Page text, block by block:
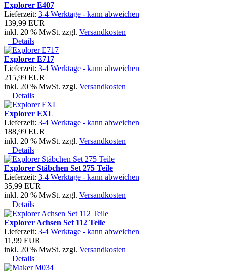
Explorer E407
Lieferzeit: 3-4 Werktage - kann abweichen
139,99 EUR
inkl. 20 % MwSt. zzgl. Versandkosten
Details
Explorer E717
Lieferzeit: 3-4 Werktage - kann abweichen
215,99 EUR
inkl. 20 % MwSt. zzgl. Versandkosten
Details
Explorer EXL
Lieferzeit: 3-4 Werktage - kann abweichen
188,99 EUR
inkl. 20 % MwSt. zzgl. Versandkosten
Details
Explorer Stäbchen Set 275 Teile
Lieferzeit: 3-4 Werktage - kann abweichen
35,99 EUR
inkl. 20 % MwSt. zzgl. Versandkosten
Details
Explorer Achsen Set 112 Teile
Lieferzeit: 3-4 Werktage - kann abweichen
11,99 EUR
inkl. 20 % MwSt. zzgl. Versandkosten
Details